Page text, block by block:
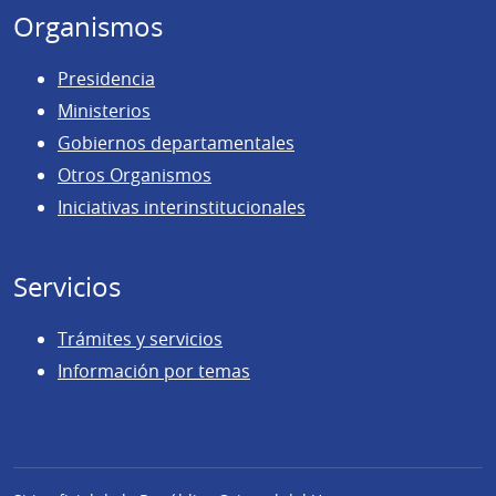
Organismos
Presidencia
Ministerios
Gobiernos departamentales
Otros Organismos
Iniciativas interinstitucionales
Servicios
Trámites y servicios
Información por temas